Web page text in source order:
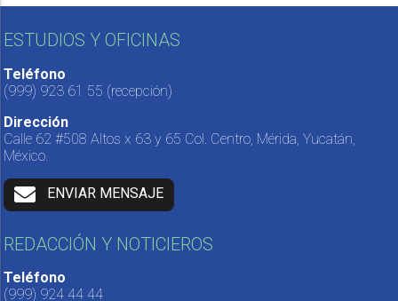
ESTUDIOS Y OFICINAS
Teléfono
(999) 923 61 55 (recepción)
Dirección
Calle 62 #508 Altos x 63 y 65 Col. Centro, Mérida, Yucatán,
México.
ENVIAR MENSAJE
REDACCIÓN Y NOTICIEROS
Teléfono
(999) 924 44 44